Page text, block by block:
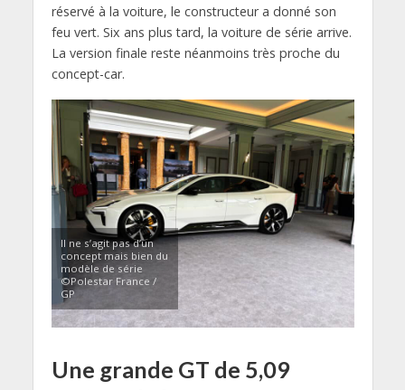
réservé à la voiture, le constructeur a donné son
feu vert. Six ans plus tard, la voiture de série arrive.
La version finale reste néanmoins très proche du
concept-car.
Il ne s’agit pas d’un
concept mais bien du
modèle de série
©Polestar France /
GP
Une grande GT de 5,09